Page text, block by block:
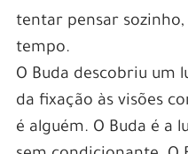
tentar pensar
tempo.
O Buda descobriu um
da fixação às visões
é alguém. O Buda é a